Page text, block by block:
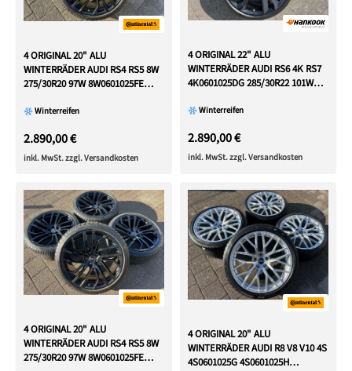
4 ORIGINAL 20" ALU
WINTERRÄDER AUDI RS4 RS5 8W
275/30R20 97W 8W0601025FE
Winterreifen
2.890,00 €
inkl. MwSt. zzgl. Versandkosten
4 ORIGINAL 22" ALU
WINTERRÄDER AUDI RS6 4K RS7
4K0601025DG 285/30R22 101W
Winterreifen
2.890,00 €
inkl. MwSt. zzgl. Versandkosten
4 ORIGINAL 20" ALU
WINTERRÄDER AUDI RS4 RS5 8W
275/30R20 97W 8W0601025FE
4 ORIGINAL 20" ALU
WINTERRÄDER AUDI R8 V8 V10 4S
4S0601025G 4S0601025H